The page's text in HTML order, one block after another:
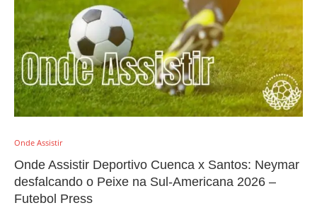
Onde Assistir
Onde Assistir Deportivo Cuenca x Santos: Neymar
desfalcando o Peixe na Sul-Americana 2026 –
Futebol Press